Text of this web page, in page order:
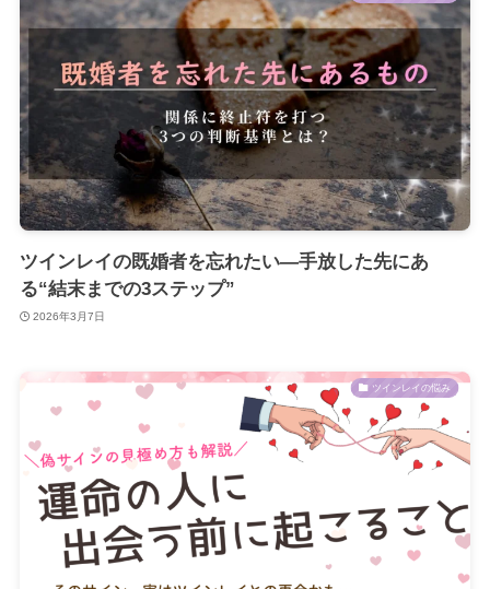
ツインレイの既婚者を忘れたい—手放した先にあ
る“結末までの3ステップ”
2026年3月7日
ツインレイの悩み